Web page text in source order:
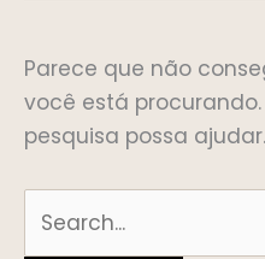
Parece que não
você está
pesquisa possa ajudar.